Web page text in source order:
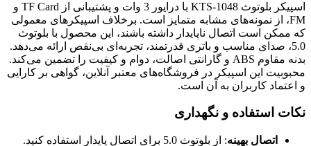
اسپیکر بلوتوث KTS-1048 با درایور 3 وات و پشتیبانی از TF Card و
FM، از نمونه‌های مشابه متمایز است. برخلاف اسپیکرهای معمولی
که ممکن است اتصال ناپایدار داشته باشند، این محصول با بلوتوث
5.0، صدای مناسب و باتری قدرتمند، تجربه‌ای بی‌نقص ارائه می‌دهد.
بدنه مقاوم ABS و گارانتی اصالت، دوام و کیفیت را تضمین می‌کند.
محبوبیت این اسپیکر در فروشگاه‌های معتبر آنلاین، گواهی بر کارایی
و اعتماد کاربران به آن است.
نکات استفاده و نگهداری
اتصال بهینه: از بلوتوث 5.0 برای اتصال پایدار استفاده کنید.